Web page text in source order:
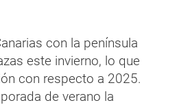
con la península
este invierno, lo que
con respecto a 2025.
de verano la